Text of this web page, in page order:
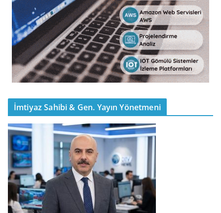
İmtiyaz Sahibi & Gen. Yayın Yönetmeni